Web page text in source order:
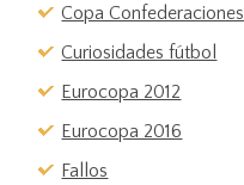
Copa Confederaciones
Curiosidades fútbol
Eurocopa 2012
Eurocopa 2016
Fallos